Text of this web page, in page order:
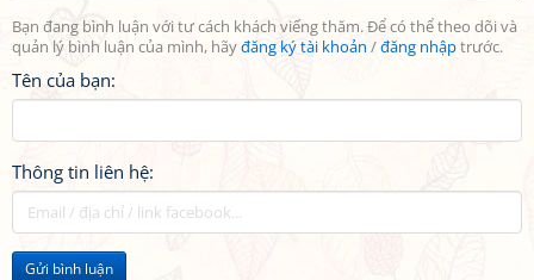
Bạn đang bình luận với tư cách khách viếng thăm. Để có thể theo dõi và
quản lý bình luận của mình, hãyđăng ký tài khoản /đăng nhậptrước.
Tên của bạn:
Thông tin liên hệ:
Gửi bình luận